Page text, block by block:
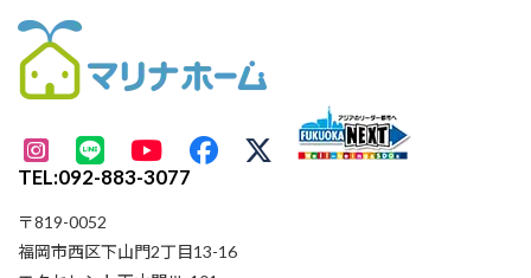
TEL:092-883-3077
〒819-0052
福岡市西区下山門2丁目13-16